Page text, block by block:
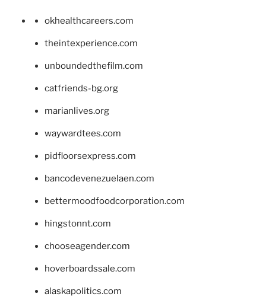
okhealthcareers.com
theintexperience.com
unboundedthefilm.com
catfriends-bg.org
marianlives.org
waywardtees.com
pidfloorsexpress.com
bancodevenezuelaen.com
bettermoodfoodcorporation.com
hingstonnt.com
chooseagender.com
hoverboardssale.com
alaskapolitics.com